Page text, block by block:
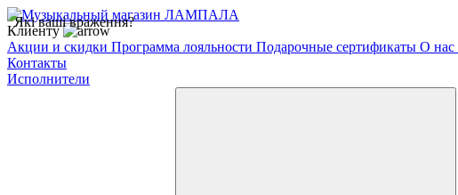
Клиенту
Акции и скидки Программа лояльности Подарочные сертификаты О нас
Контакты
Исполнители
Які ваші враження?